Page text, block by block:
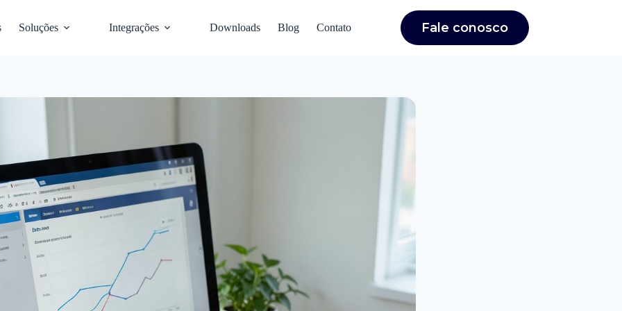
Soluções Integrações Downloads Blog Contato Fale conosco